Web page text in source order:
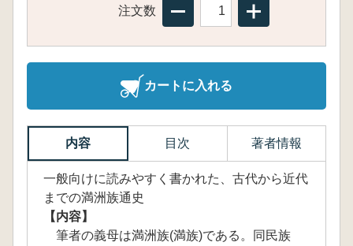
注文数
カートに入れる
内容 目次 著者情報
一般向けに読みやすく書かれた、古代から近代
までの満洲族通史
【内容】
筆者の義母は満洲族(満族)である。同民族